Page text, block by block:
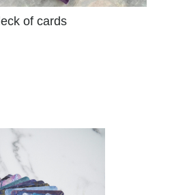
of cards